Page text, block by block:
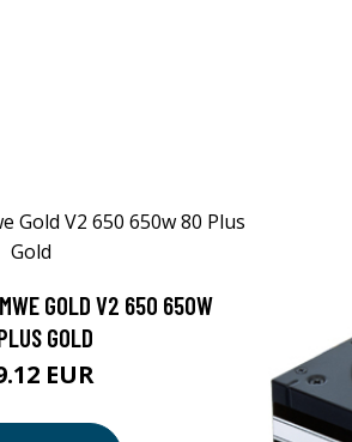
GOLD V2 650 650W
GOLD
EUR